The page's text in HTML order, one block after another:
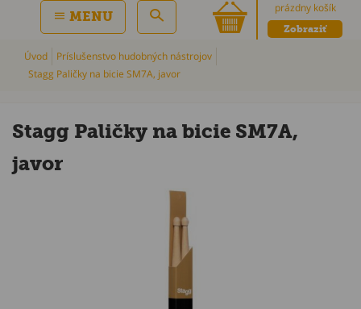
prázdny košík
Zobraziť
MENU
Úvod
Príslušenstvo hudobných nástrojov
Stagg Paličky na bicie SM7A, javor
Stagg Paličky na bicie SM7A,
javor